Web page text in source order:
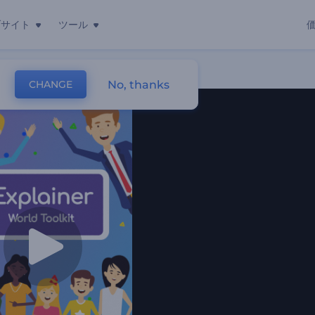
イト ツール
CHANGE No, thanks